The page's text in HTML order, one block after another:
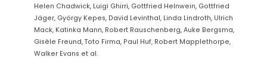
Helen Chadwick, Luigi Ghirri, Gottfried Helnwein, Gottfried
Jäger, György Kepes, David Levinthal, Linda Lindroth, Ulrich
Mack, Katinka Mann, Robert Rauschenberg, Auke Bergsma,
Gisèle Freund, Toto Firma, Paul Huf, Robert Mapplethorpe,
Walker Evans et al.